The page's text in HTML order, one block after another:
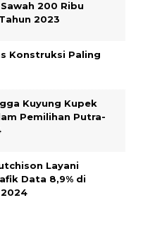
200 Ribu
2023
Konstruksi Paling
Kuyung Kupek
Pemilihan Putra-
Layani
Data 8,9% di
2024